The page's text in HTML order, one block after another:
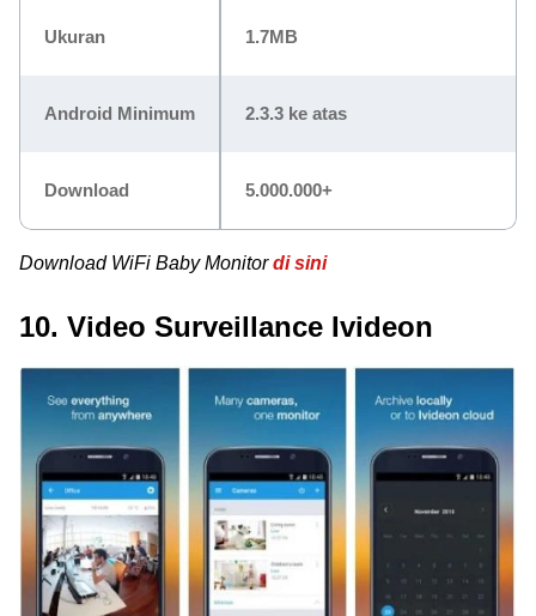
Ukuran 1.7MB
Android Minimum 2.3.3 ke atas
Download 5.000.000+
Download WiFi Baby Monitordi sini
10. Video Surveillance Ivideon